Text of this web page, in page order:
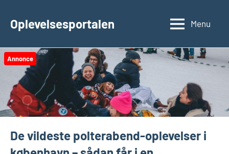
Oplevelsesportalen Menu
Annonce
De vildeste polterabend-oplevelser i